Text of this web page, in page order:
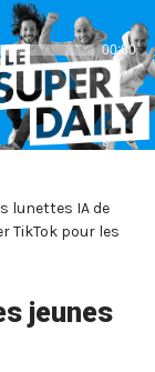
00:00
lunettes IA de
TikTok pour les
jeunes